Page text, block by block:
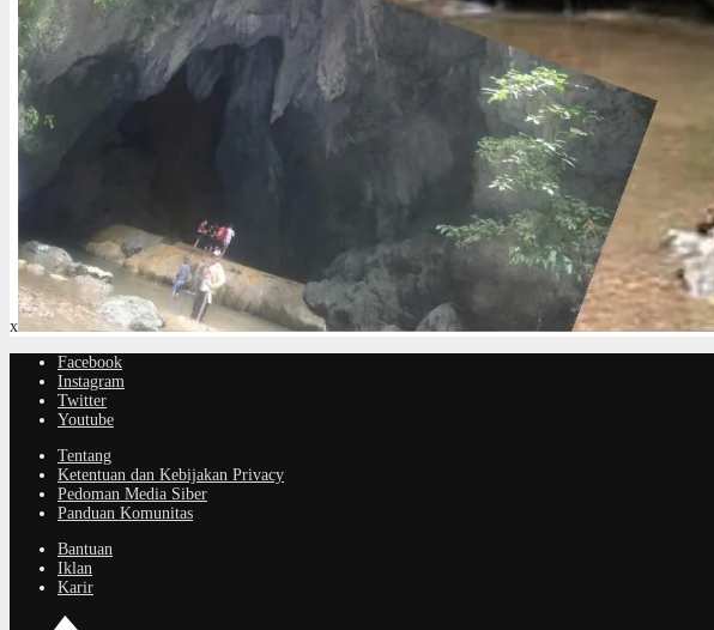
x
Facebook
Instagram
Twitter
Youtube
Tentang
Ketentuan dan Kebijakan Privacy
Pedoman Media Siber
Panduan Komunitas
Bantuan
Iklan
Karir